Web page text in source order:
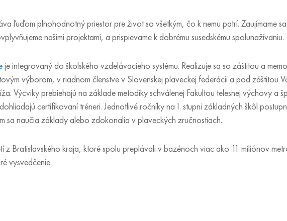
ľuďom plnohodnotný priestor pre život so všetkým, čo k nemu patrí. Zaujímame
našimi projektami, a prispievame k dobrému susedskému spolunažívaniu.
je integrovaný do školského vzdelávacieho systému. Realizuje sa so záštitou a
výborom, v riadnom členstve v Slovenskej plaveckej federácii a pod záštitou
Výcviky prebiehajú na základe metodiky schválenej Fakultou telesnej výchovy a
certifikovaní tréneri. Jednotlivé ročníky na I. stupni základných škôl
sa naučia základy alebo zdokonalia v plaveckých zručnostiach.
Bratislavského kraja, ktoré spolu preplávali v bazénoch viac ako 11 miliónov
vysvedčenie.